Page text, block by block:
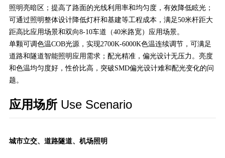
照明亮暗区；提高了路面的光线利用率和均匀度，有效降低眩光；
可通过照明整体设计降低灯杆和基建等工程成本，满足50米杆距大
距高比应用场景和双向8-10车道（40米路宽）应用场景。
单颗可调色温COB光源，实现2700K-6000K色温连续调节，可满足
道路和隧道智能照明应用需求；配光精准，偏光设计无压力。亮度
和色温均匀度好，性价比高，突破SMD偏光设计难和配光变化的问
题。
应用场所 Use Scenario
城市立交、道路隧道、机场照明